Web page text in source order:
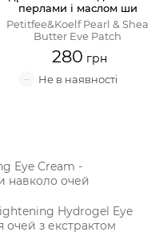
перлами і маслом ши
Petitfee&Koelf Pearl & Shea
Butter Eye Patch
280
Eye Cream -
навколо очей
Hydrogel Eye
очей з екстрактом